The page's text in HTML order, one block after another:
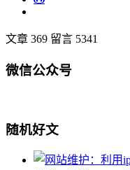
文章 369 留言 5341
微信公众号
随机好文